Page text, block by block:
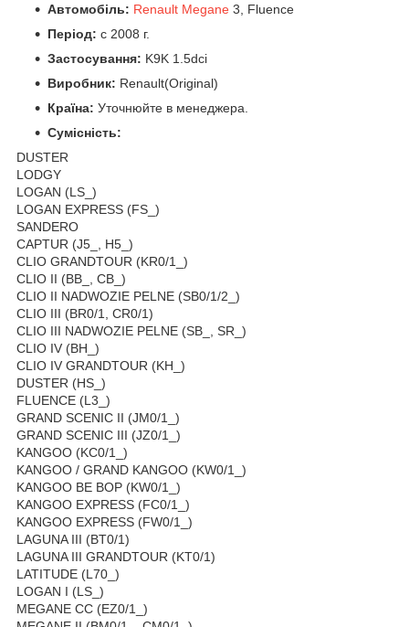
Автомобіль: Renault Megane 3, Fluence
Період: c 2008 г.
Застосування: K9K 1.5dci
Виробник: Renault(Original)
Країна: Уточнюйте в менеджера.
Сумісність:
DUSTER
LODGY
LOGAN (LS_)
LOGAN EXPRESS (FS_)
SANDERO
CAPTUR (J5_, H5_)
CLIO GRANDTOUR (KR0/1_)
CLIO II (BB_, CB_)
CLIO II NADWOZIE PELNE (SB0/1/2_)
CLIO III (BR0/1, CR0/1)
CLIO III NADWOZIE PELNE (SB_, SR_)
CLIO IV (BH_)
CLIO IV GRANDTOUR (KH_)
DUSTER (HS_)
FLUENCE (L3_)
GRAND SCENIC II (JM0/1_)
GRAND SCENIC III (JZ0/1_)
KANGOO (KC0/1_)
KANGOO / GRAND KANGOO (KW0/1_)
KANGOO BE BOP (KW0/1_)
KANGOO EXPRESS (FC0/1_)
KANGOO EXPRESS (FW0/1_)
LAGUNA III (BT0/1)
LAGUNA III GRANDTOUR (KT0/1)
LATITUDE (L70_)
LOGAN I (LS_)
MEGANE CC (EZ0/1_)